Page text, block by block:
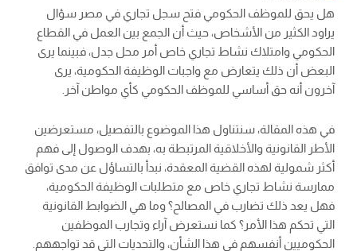
هل يحق للموظف الحكومي فتح سجل تجاري في مصر سؤال
يراود الكثير من الأشخاص، حيث أن الجمع بين العمل في القطاع
الحكومي وامتلاك نشاط تجاري خاص أمر محل جدل، فبينما يرى
البعض أن ذلك يتعارض مع واجبات الوظيفة الحكومية، يرى
آخرون أنه حق أساسي للموظف الحكومي كأي مواطن آخر.
في هذه المقالة، سنتناول هذا الموضوع بالتفصيل، مستعرضين
الأطر القانونية والأخلاقية المرتبطة به، بهدف الوصول إلى فهم
أكثر شمولية لهذه القضية المعقدة، نبدأ بالتساؤل عن مدى توافق
ممارسة نشاط تجاري خاص مع متطلبات الوظيفة الحكومية،
فهل يعد ذلك تضارب في المصالح؟ وما هي الضوابط القانونية
التي تحكم هذا الأمر؟ كما نستعرض آراء وتجارب الموظفين
الحكوميين أنفسهم في هذا الشأن، والتحديات التي قد تواجههم.